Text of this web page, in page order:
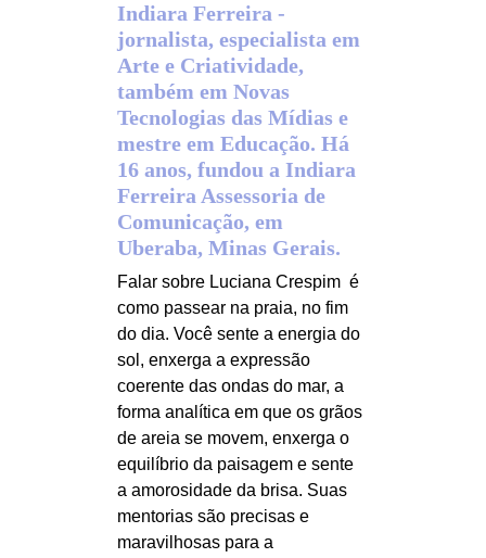
Indiara Ferreira -
jornalista, especialista em
Arte e Criatividade,
também em Novas
Tecnologias das Mídias e
mestre em Educação. Há
16 anos, fundou a Indiara
Ferreira Assessoria de
Comunicação, em
Uberaba, Minas Gerais.
Falar sobre Luciana Crespim  é
como passear na praia, no fim
do dia. Você sente a energia do
sol, enxerga a expressão
coerente das ondas do mar, a
forma analítica em que os grãos
de areia se movem, enxerga o
equilíbrio da paisagem e sente
a amorosidade da brisa. Suas
mentorias são precisas e
maravilhosas para a